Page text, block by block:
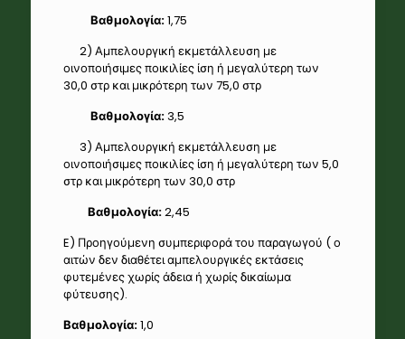
Βαθμολογία:1,75
2) Αμπελουργική εκμετάλλευση με
οινοποιήσιμες ποικιλίες ίση ή μεγαλύτερη των
30,0 στρ και μικρότερη των 75,0 στρ
Βαθμολογία:3,5
3) Αμπελουργική εκμετάλλευση με
οινοποιήσιμες ποικιλίες ίση ή μεγαλύτερη των 5,0
στρ και μικρότερη των 30,0 στρ
Βαθμολογία:2,45
E) Προηγούμενη συμπεριφορά του παραγωγού ( ο
αιτών δεν διαθέτει αμπελουργικές εκτάσεις
φυτεμένες χωρίς άδεια ή χωρίς δικαίωμα
φύτευσης).
Βαθμολογία:1,0